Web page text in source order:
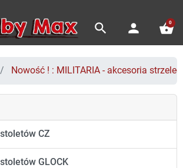
search person shopping_basket
0
Nowość ! : MILITARIA - akcesoria
CZ
GLOCK